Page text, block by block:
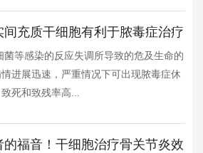
充质干细胞有利于脓毒症治疗
菌等感染的反应失调所导致的危及生命的
进展迅速，严重情况下可出现脓毒症休
死和致残率高...
福音！干细胞治疗骨关节炎效